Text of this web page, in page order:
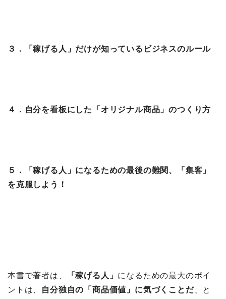
３．「稼げる人」だけが知っているビジネスのルール
４．自分を看板にした「オリジナル商品」のつくり方
５．「稼げる人」になるための最後の難関、「集客」
を克服しよう！
本書で著者は、 「稼げる人」 になるための最大のポイ
ントは、
自分独自の「商品価値」に気づくことだ、と